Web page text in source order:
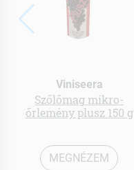
Viniseera
Szőlőmag mikro-
őrlemény plusz 150 g
MEGNÉZEM